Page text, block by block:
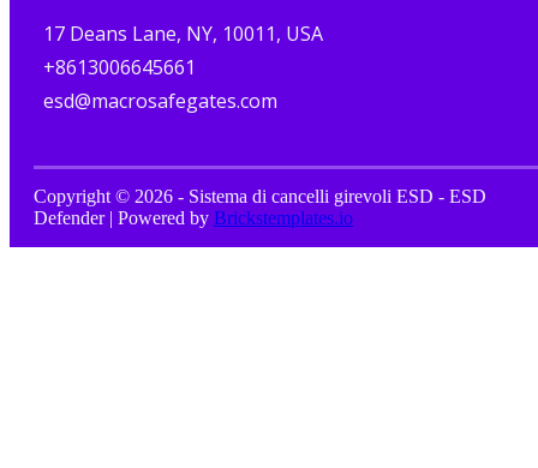
17 Deans Lane, NY, 10011, USA
+8613006645661
esd@macrosafegates.com
Copyright © 2026 - Sistema di cancelli girevoli ESD - ESD
Defender | Powered by Brickstemplates.io